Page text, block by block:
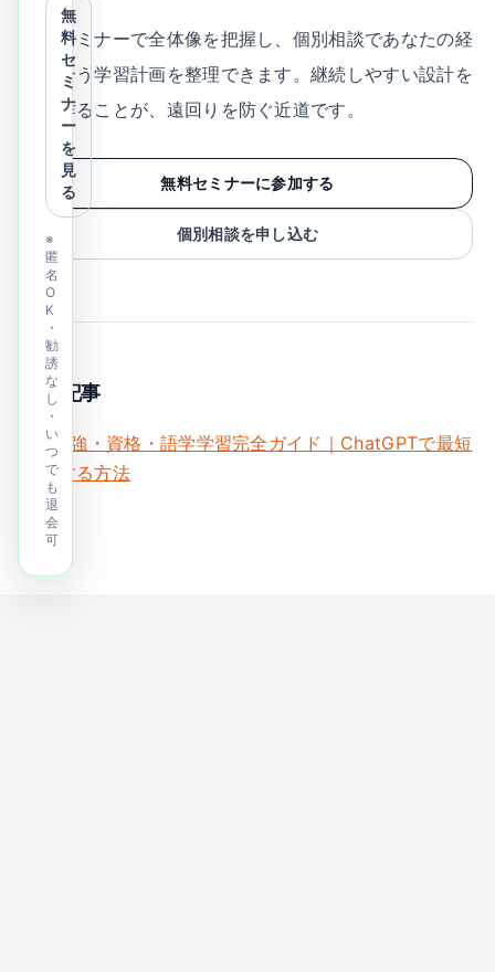
無料セミナーで全体像を把握し、個別相談であなたの経
験に合う学習計画を整理できます。継続しやすい設計を
先に作ることが、遠回りを防ぐ近道です。
無料セミナーに参加する
個別相談を申し込む
関連記事
AI×勉強・資格・語学学習完全ガイド｜ChatGPTで最短
合格する方法
無
料
セ
ミ
ナ
ー
を
見
る
※
匿
名
O
K
・
勧
誘
な
し
・
い
つ
で
も
退
会
可